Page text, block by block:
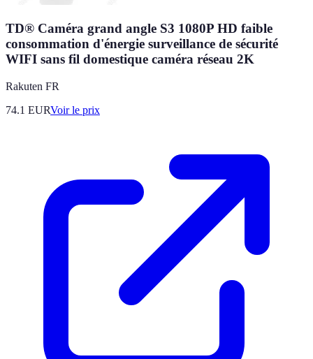
TD® Caméra grand angle S3 1080P HD faible
consommation d'énergie surveillance de sécurité
WIFI sans fil domestique caméra réseau 2K
Rakuten FR
74.1 EURVoir le prix